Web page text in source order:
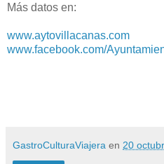
Más datos en:
www.aytovillacanas.com
www.facebook.com/
GastroCulturaViajera en 20